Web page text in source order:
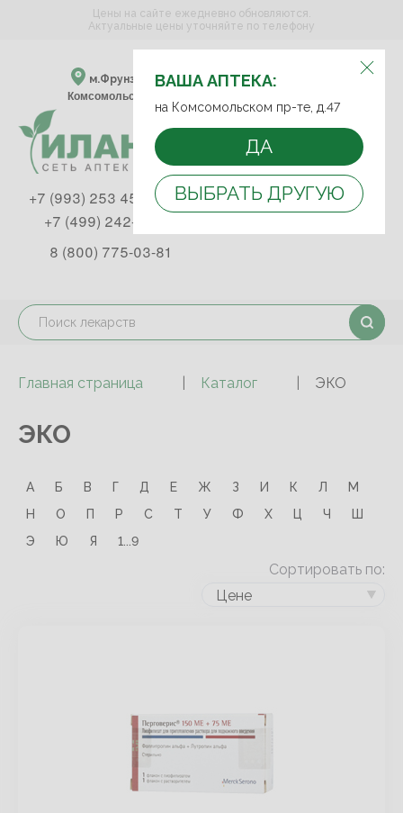
ВЫБЕРИТЕ АПТЕКУ:
м.Фрунзенская м.Спортивная
Комсомольский пр-т, д. 47
ВАША АПТЕКА:
на Комсомольском пр-те, д.47
ДА
ВЫБРАТЬ ДРУГУЮ
Цены на сайте ежедневно обновляются.
Актуальные цены уточняйте по телефону
+7 (993) 253 45 93
+7 (499) 242-90-85
8 (800) 775-03-81
Главная страница Каталог ЭКО
ЭКО
А Б В Г Д Е Ж З И К Л
М
Н
О П Р С Т У Ф Х Ц Ч
Ш
Э
Ю Я 1...9
Сортировать по:
Цене